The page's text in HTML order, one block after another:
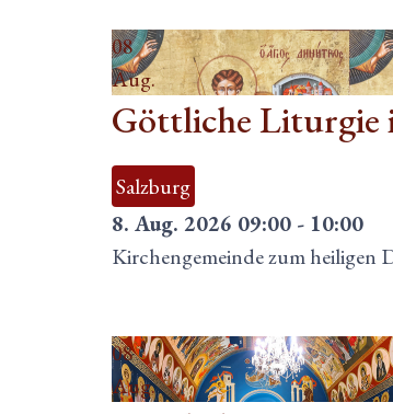
08
Aug.
Göttliche Liturgie
Salzburg
8. Aug. 2026 09:00 - 10:00
Kirchengemeinde zum heiligen
08
Aug.